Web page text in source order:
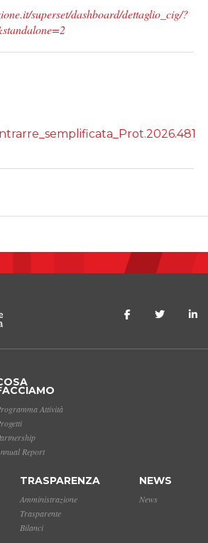
superset/dashboard/dettaglio_cig/?
Attività
Report
TRASPARENZA
Amministrazione
Trasparente
Bilanci
NEWS
News